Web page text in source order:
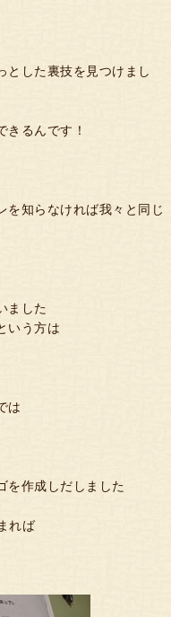
とした裏技を見つけまし
きるんです！
を知らなければ我々と同じ
ました
いう方は
は
作成しだしました
れば